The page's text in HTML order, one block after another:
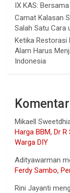
IX KAS:
Camat Kalasan
Salah Satu Cara
Ketika Restorasi
Alam Harus
Indonesia
Mikaell
Harga BBM, Dr
Warga DIY
Adityawarman
Ferdy Sambo,
Rini Jayanti